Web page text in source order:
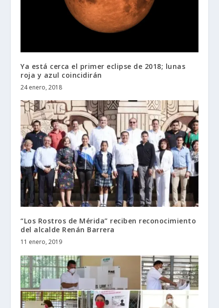
Ya está cerca el primer eclipse de 2018; lunas
roja y azul coincidirán
24 enero, 2018
“Los Rostros de Mérida” reciben reconocimiento
del alcalde Renán Barrera
11 enero, 2019